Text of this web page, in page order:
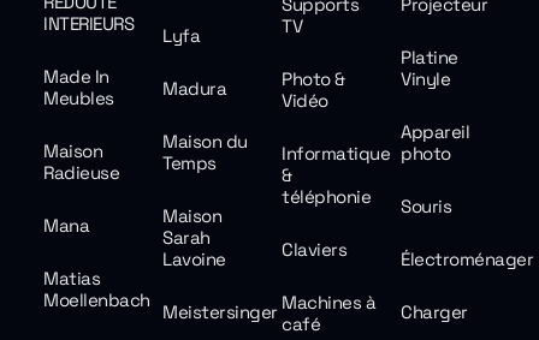
INTERIEURS
Lyfa
Made In
Meubles
Madura
Maison du
Temps
Maison
Radieuse
Maison
Sarah
Lavoine
Mana
Matias
Moellenbach
Meistersinger
TV
Platine
Vinyle
Photo &
Vidéo
Appareil
photo
Informatique
&
téléphonie
Souris
Claviers
Électroménager
Machines à
café
Charger